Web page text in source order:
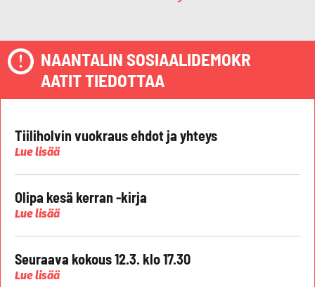
NAANTALIN SOSIAALIDEMOKR
AATIT TIEDOTTAA
Tiiliholvin vuokraus ehdot ja yhteys
Lue lisää
Olipa kesä kerran -kirja
Lue lisää
Seuraava kokous 12.3. klo 17.30
Lue lisää